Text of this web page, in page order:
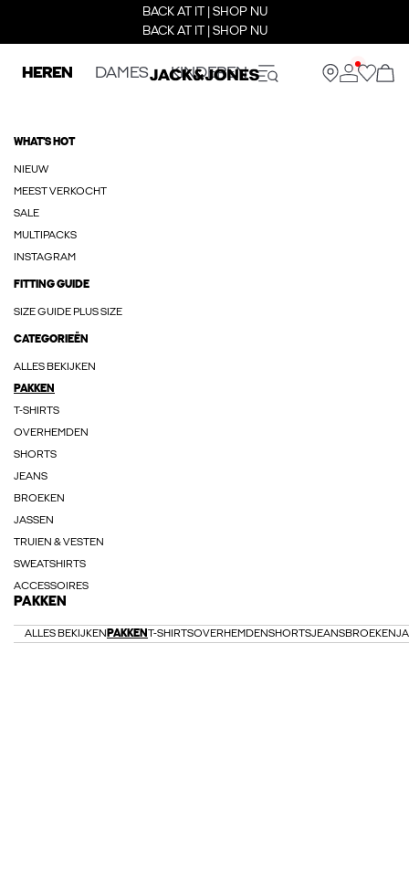
BACK AT IT | SHOP NU
BACK AT IT | SHOP NU
HEREN DAMES KINDEREN
WHAT'S HOT
NIEUW
MEEST VERKOCHT
SALE
MULTIPACKS
INSTAGRAM
FITTING GUIDE
SIZE GUIDE PLUS SIZE
CATEGORIEËN
ALLES BEKIJKEN
PAKKEN
T-SHIRTS
OVERHEMDEN
SHORTS
JEANS
BROEKEN
JASSEN
TRUIEN & VESTEN
SWEATSHIRTS
ACCESSOIRES
PAKKEN
ALLES BEKIJKEN PAKKEN T-SHIRTSOVERHEMDENSHORTSJEANSBROEKEN